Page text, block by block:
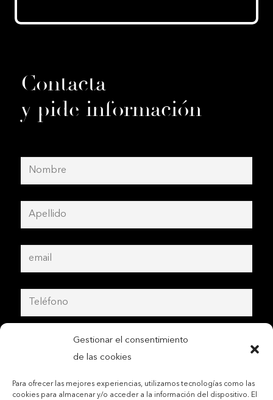
Gestionar el consentimiento
de las cookies
Para ofrecer las mejores experiencias, utilizamos tecnologías como las
cookies para almacenar y/o acceder a la información del dispositivo. El
Contacta
y pide información